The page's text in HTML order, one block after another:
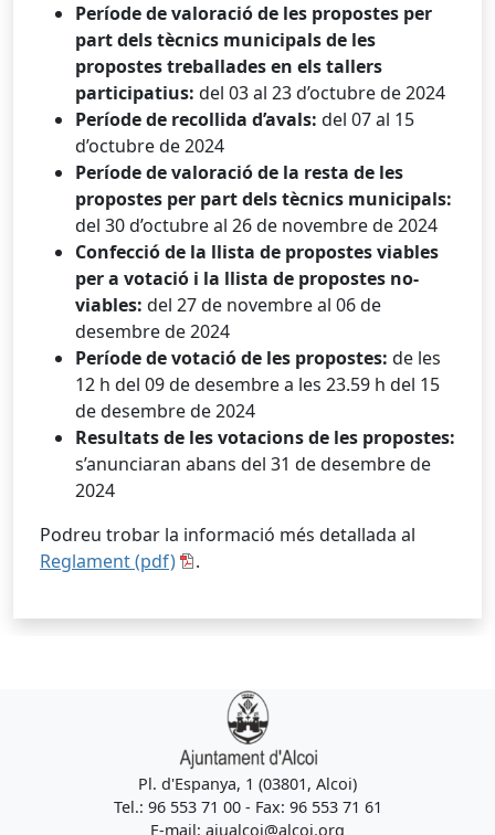
Període de valoració de les propostes per
part dels tècnics municipals de les
propostes treballades en els tallers
participatius: del 03 al 23 d’octubre de 2024
Període de recollida d’avals: del 07 al 15
d’octubre de 2024
Període de valoració de la resta de les
propostes per part dels tècnics municipals:
del 30 d’octubre al 26 de novembre de 2024
Confecció de la llista de propostes viables
per a votació i la llista de propostes no-
viables: del 27 de novembre al 06 de
desembre de 2024
Període de votació de les propostes: de les
12 h del 09 de desembre a les 23.59 h del 15
de desembre de 2024
Resultats de les votacions de les propostes:
s’anunciaran abans del 31 de desembre de
2024
Podreu trobar la informació més detallada al
Reglament (pdf)
.
Pl. d'Espanya, 1 (03801, Alcoi)
Tel.: 96 553 71 00 - Fax: 96 553 71 61
E-mail: ajualcoi@alcoi.org